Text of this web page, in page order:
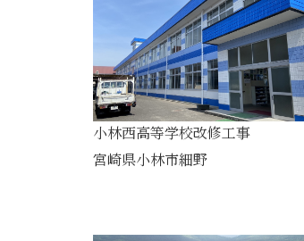
小林西高等学校改修工事
宮崎県小林市細野